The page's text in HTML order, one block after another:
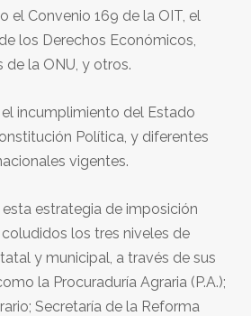
el Convenio 169 de la OIT, el
los Derechos Económicos,
de la ONU, y otros.
incumplimiento del Estado
Política, y diferentes
vigentes.
estrategia de imposición
los tres niveles de
y municipal, a través de sus
la Procuraduría Agraria (P.A.);
Secretaría de la Reforma